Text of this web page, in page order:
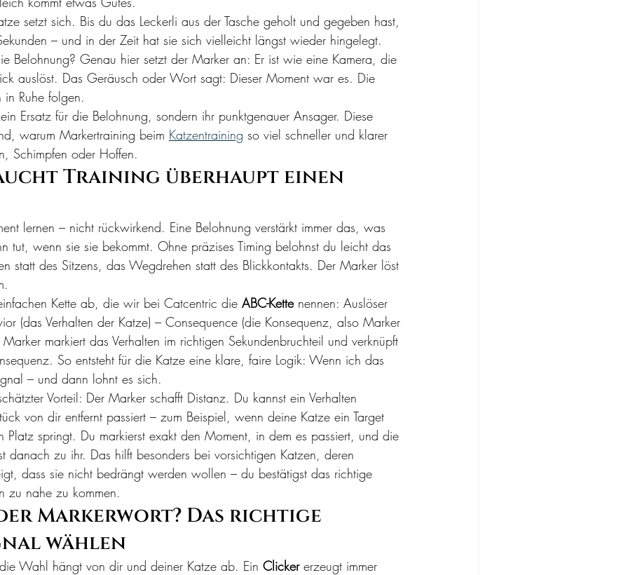
setzt sich. Bis du das Leckerli aus der Tasche geholt und gegeben hast,
– und in der Zeit hat sie sich vielleicht längst wieder hingelegt.
Belohnung? Genau hier setzt der Marker an: Er ist wie eine Kamera, die
auslöst. Das Geräusch oder Wort sagt: Dieser Moment war es. Die
Ruhe folgen.
Ersatz für die Belohnung, sondern ihr punktgenauer Ansager. Diese
warum Markertraining beim Katzentraining so viel schneller und klarer
Schimpfen oder Hoffen.
Training überhaupt einen
lernen – nicht rückwirkend. Eine Belohnung verstärkt immer das, was
tut, wenn sie sie bekommt. Ohne präzises Timing belohnst du leicht das
statt des Sitzens, das Wegdrehen statt des Blickkontakts. Der Marker löst
Kette ab, die wir bei Catcentric die ABC-Kette nennen: Auslöser
(das Verhalten der Katze) – Consequence (die Konsequenz, also Marker
markiert das Verhalten im richtigen Sekundenbruchteil und verknüpft
So entsteht für die Katze eine klare, faire Logik: Wenn ich das
– und dann lohnt es sich.
Vorteil: Der Marker schafft Distanz. Du kannst ein Verhalten
von dir entfernt passiert – zum Beispiel, wenn deine Katze ein Target
Platz springt. Du markierst exakt den Moment, in dem es passiert, und die
danach zu ihr. Das hilft besonders bei vorsichtigen Katzen, deren
dass sie nicht bedrängt werden wollen – du bestätigst das richtige
zu nahe zu kommen.
Markerwort? Das richtige
wählen
Wahl hängt von dir und deiner Katze ab. Ein Clicker erzeugt immer